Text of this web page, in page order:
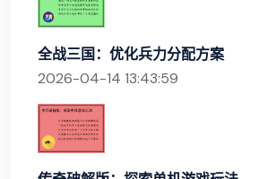
全战三国：优化兵力分配方案
2026-04-14 13:43:59